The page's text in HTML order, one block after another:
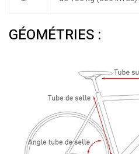
GÉOMÉTRIES :